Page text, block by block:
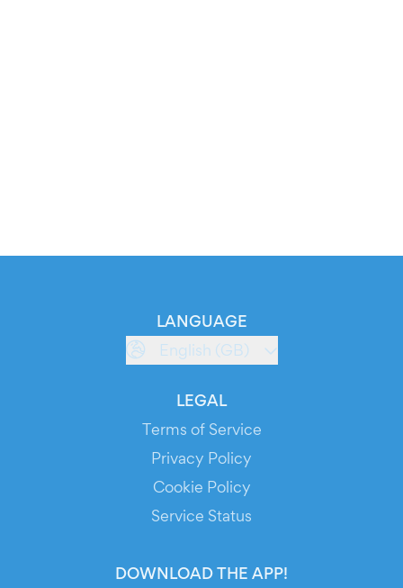
LANGUAGE
English (GB)
LEGAL
Terms of Service
Privacy Policy
Cookie Policy
Service Status
DOWNLOAD THE APP!